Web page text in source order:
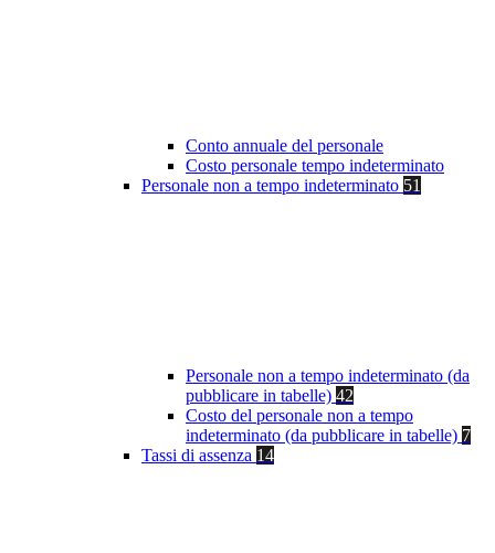
Conto annuale del personale
Costo personale tempo indeterminato
Personale non a tempo indeterminato 51
Personale non a tempo indeterminato (da
pubblicare in tabelle) 42
Costo del personale non a tempo
indeterminato (da pubblicare in tabelle) 7
Tassi di assenza 14